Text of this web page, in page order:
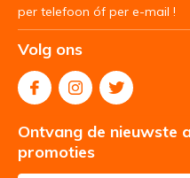
per telefoon óf per e-mail !
Volg ons
Ontvang de nieuwste
promoties